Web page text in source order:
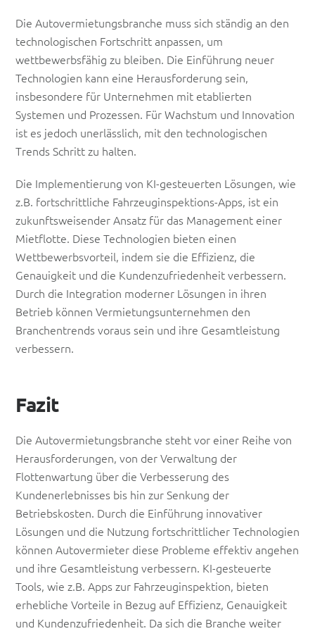
Die Autovermietungsbranche muss sich ständig an den
technologischen Fortschritt anpassen, um
wettbewerbsfähig zu bleiben. Die Einführung neuer
Technologien kann eine Herausforderung sein,
insbesondere für Unternehmen mit etablierten
Systemen und Prozessen. Für Wachstum und Innovation
ist es jedoch unerlässlich, mit den technologischen
Trends Schritt zu halten.
Die Implementierung von KI-gesteuerten Lösungen, wie
z.B. fortschrittliche Fahrzeuginspektions-Apps, ist ein
zukunftsweisender Ansatz für das Management einer
Mietflotte. Diese Technologien bieten einen
Wettbewerbsvorteil, indem sie die Effizienz, die
Genauigkeit und die Kundenzufriedenheit verbessern.
Durch die Integration moderner Lösungen in ihren
Betrieb können Vermietungsunternehmen den
Branchentrends voraus sein und ihre Gesamtleistung
verbessern.
Fazit
Die Autovermietungsbranche steht vor einer Reihe von
Herausforderungen, von der Verwaltung der
Flottenwartung über die Verbesserung des
Kundenerlebnisses bis hin zur Senkung der
Betriebskosten. Durch die Einführung innovativer
Lösungen und die Nutzung fortschrittlicher Technologien
können Autovermieter diese Probleme effektiv angehen
und ihre Gesamtleistung verbessern. KI-gesteuerte
Tools, wie z.B. Apps zur Fahrzeuginspektion, bieten
erhebliche Vorteile in Bezug auf Effizienz, Genauigkeit
und Kundenzufriedenheit. Da sich die Branche weiter